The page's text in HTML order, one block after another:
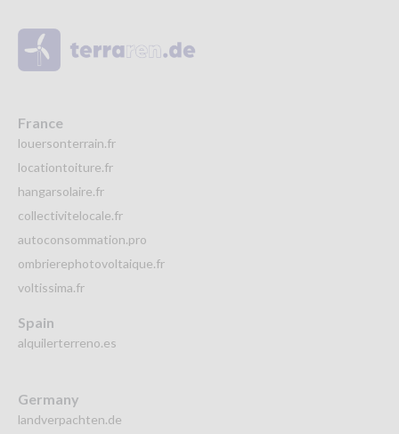
France
louersonterrain.fr
locationtoiture.fr
hangarsolaire.fr
collectivitelocale.fr
autoconsommation.pro
ombrierephotovoltaique.fr
voltissima.fr
Spain
alquilerterreno.es
Germany
landverpachten.de